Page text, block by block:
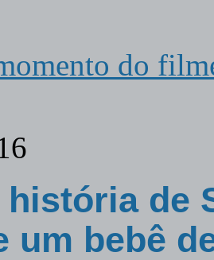
do
história de
um bebê